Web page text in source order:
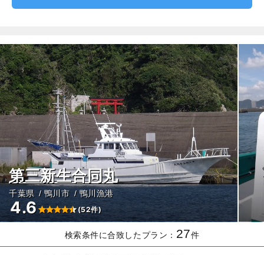
第三新生合同丸
千葉県 鴨川市 鴨川漁港
4.6 (52件)
検索条件に合致したプラン： 27件